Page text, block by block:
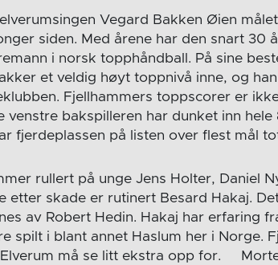
Vegard Bakken Øien
siden. Med årene har den snart 30
i norsk topphåndball. På sine
et veldig høyt toppnivå inne, og
Fjellhammers toppscorer er
bakspilleren har dunket inn hele
fjerdeplassen på listen over flest
rullert på unge Jens Holter, Daniel
etter skade er rutinert Besard Hakaj.
av Robert Hedin. Hakaj har erfaring
spilt i blant annet Haslum her i Norge.
må se litt ekstra opp for.